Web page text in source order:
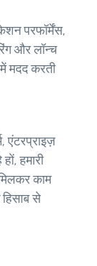
परफॉर्मेंस,
और लॉन्च
मदद करती
एंटरप्राइज़
हमारी
काम
से